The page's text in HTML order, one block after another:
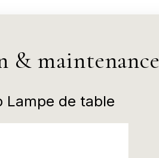
& maintenance
Lampe de table